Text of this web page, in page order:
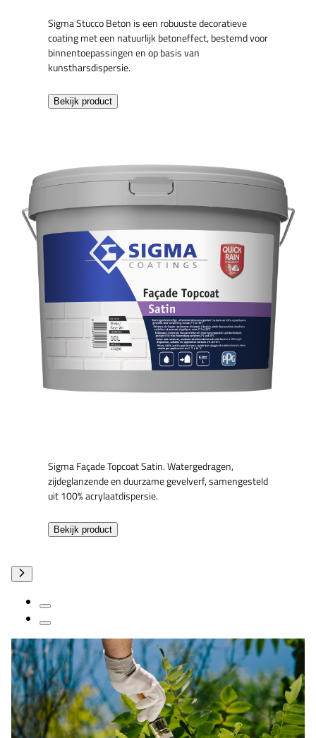
Sigma Stucco Beton is een robuuste decoratieve
coating met een natuurlijk betoneffect, bestemd voor
binnentoepassingen en op basis van
kunstharsdispersie.
Bekijk product
Sigma Façade Topcoat Satin. Watergedragen,
zijdeglanzende en duurzame gevelverf, samengesteld
uit 100% acrylaatdispersie.
Bekijk product